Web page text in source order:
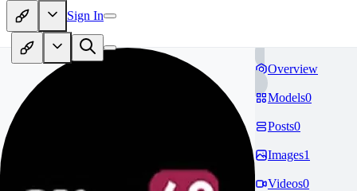
Sign In
Overview
Models0
Posts0
Images1
Videos0